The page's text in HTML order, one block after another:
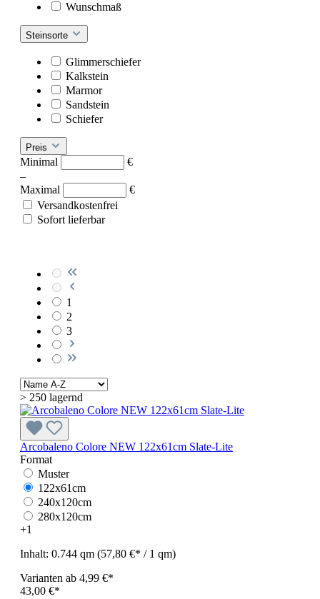
Wunschmaß
Steinsorte
Glimmerschiefer
Kalkstein
Marmor
Sandstein
Schiefer
Preis
Minimal
€
–
Maximal
€
Versandkostenfrei
Sofort lieferbar
1
2
3
> 250 lagernd
Arcobaleno Colore NEW 122x61cm Slate-Lite
Format
Muster
122x61cm
240x120cm
280x120cm
+1
Inhalt: 0.744 qm (57,80 €* / 1 qm)
Varianten ab 4,99 €*
43,00 €*